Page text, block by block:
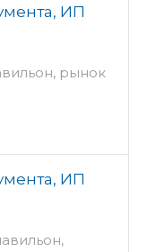
ИП
рынок
ИП